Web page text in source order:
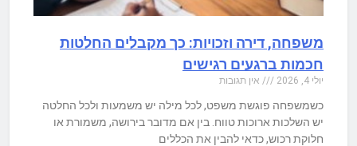
משפחה, דירה וזכויות: כך מקבלים החלטות
חכמות ברגעים רגישים
יולי 4, 2026 אין תגובות
כשמשפחה פוגשת משפט, לכל מילה יש משמעות ולכל החלטה
יש השלכות ארוכות טווח. בין אם מדובר בירושה, משמורת או
חלוקת רכוש, כדאי להבין את הכללים